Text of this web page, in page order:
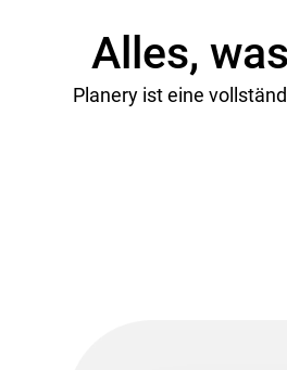
Alles,
Planery ist eine